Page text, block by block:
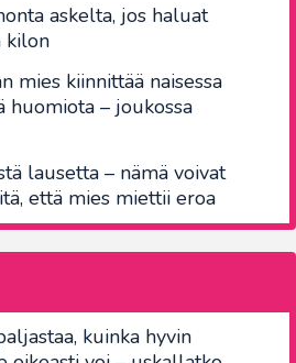
askelta, jos haluat
kilon
mies kiinnittää naisessa
huomiota – joukossa
lausetta – nämä voivat
että mies miettii eroa
kuinka hyvin